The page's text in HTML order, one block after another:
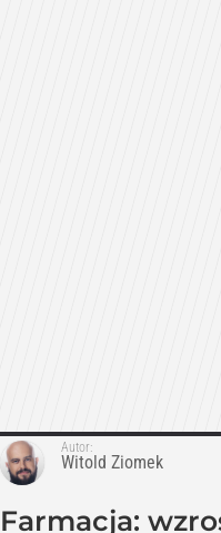
Autor:
Witold Ziomek
Farmacja: